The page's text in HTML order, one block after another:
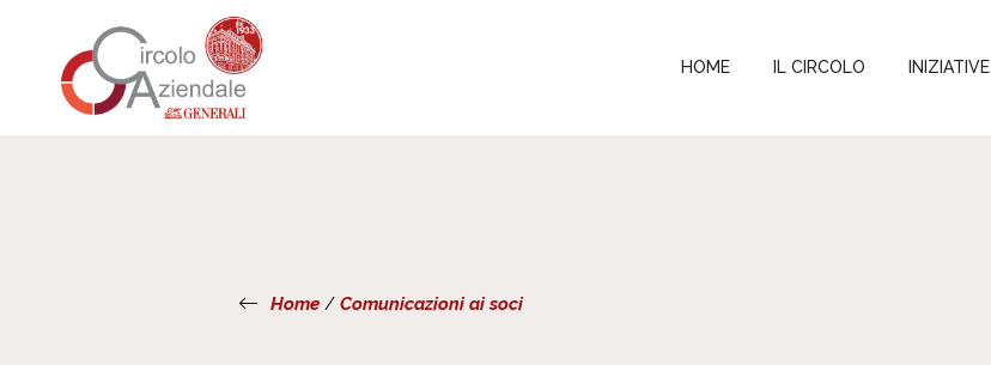
HOME IL CIRCOLO INIZIATIVE
Home/ Comunicazioni ai soci